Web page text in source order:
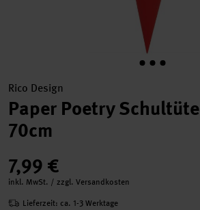
Rico Design
Paper Poetry
70cm
7,99 €
inkl. MwSt. / zzgl. Versandkosten
Lieferzeit: ca. 1-3 Werktage